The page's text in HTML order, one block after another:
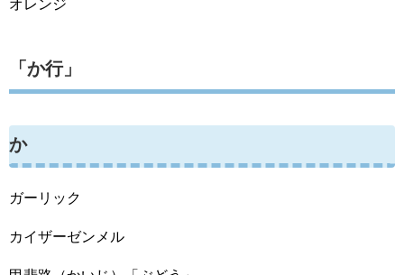
オレンジ
「か行」
か
ガーリック
カイザーゼンメル